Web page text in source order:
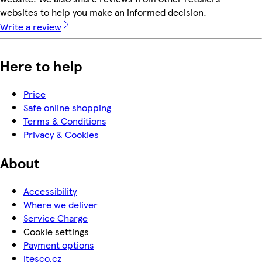
websites to help you make an informed decision.
Write a review
Here to help
Price
Safe online shopping
Terms & Conditions
Privacy & Cookies
About
Accessibility
Where we deliver
Service Charge
Cookie settings
Payment options
itesco.cz